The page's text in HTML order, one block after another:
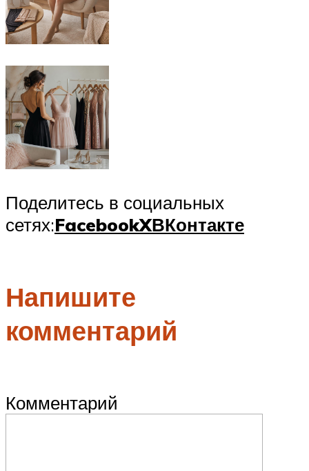
Поделитесь в социальных
сетях:FacebookXВКонтакте
Напишите
комментарий
Комментарий